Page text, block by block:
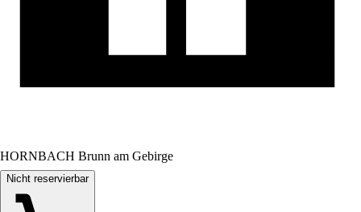
HORNBACH Brunn am Gebirge
Nicht reservierbar